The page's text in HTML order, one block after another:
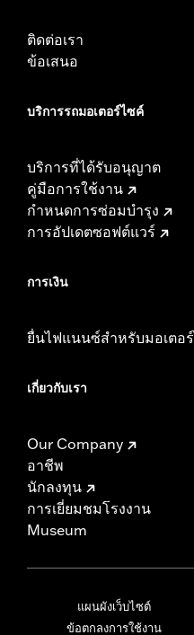
ติดต่อเรา
ข้อเสนอ
บริการรถมอเตอร์ไซค์​
บริการที่ได้รับอนุญาต
คู่มือการใช้งาน
กำหนดการซ่อมบำรุง
การอัปเดตซอฟต์แวร์
การเงิน
ยื่นไฟแนนซ์สำหรับมอเตอ
เกี่ยวกับเรา
Our Company
อาชีพ
นักลงทุน
การเยี่ยมชมโรงงาน
Museum
แผนผังเว็บไซต์
ข้อตกลงการใช้งาน